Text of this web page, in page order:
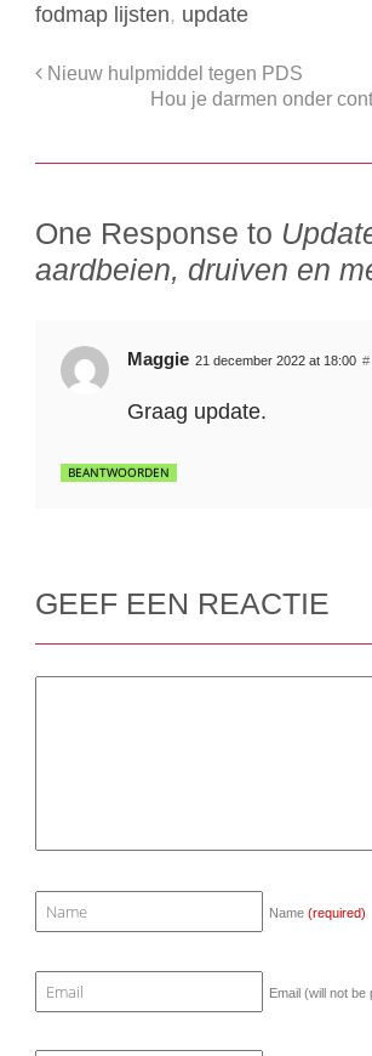
fodmap lijsten, update
Nieuw hulpmiddel tegen PDS
Hou je darmen onder
One Response to
aardbeien, druiven en
Maggie 21 december 2022 at 18:00 #
Graag update.
BEANTWOORDEN
GEEF EEN REACTIE
Name(required)
Email (will not